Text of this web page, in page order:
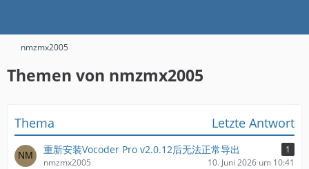
nmzmx2005
Themen von nmzmx2005
Thema Letzte Antwort
重新安装Vocoder Pro v2.0.12后无法正常导出
1
nmzmx2005
10. Juni 2026 um 10:41